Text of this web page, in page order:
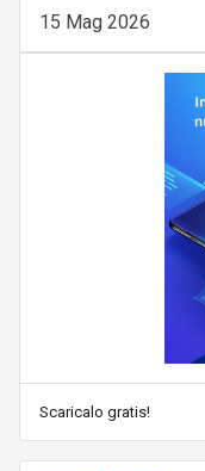
15 Mag 2026
Scaricalo gratis!